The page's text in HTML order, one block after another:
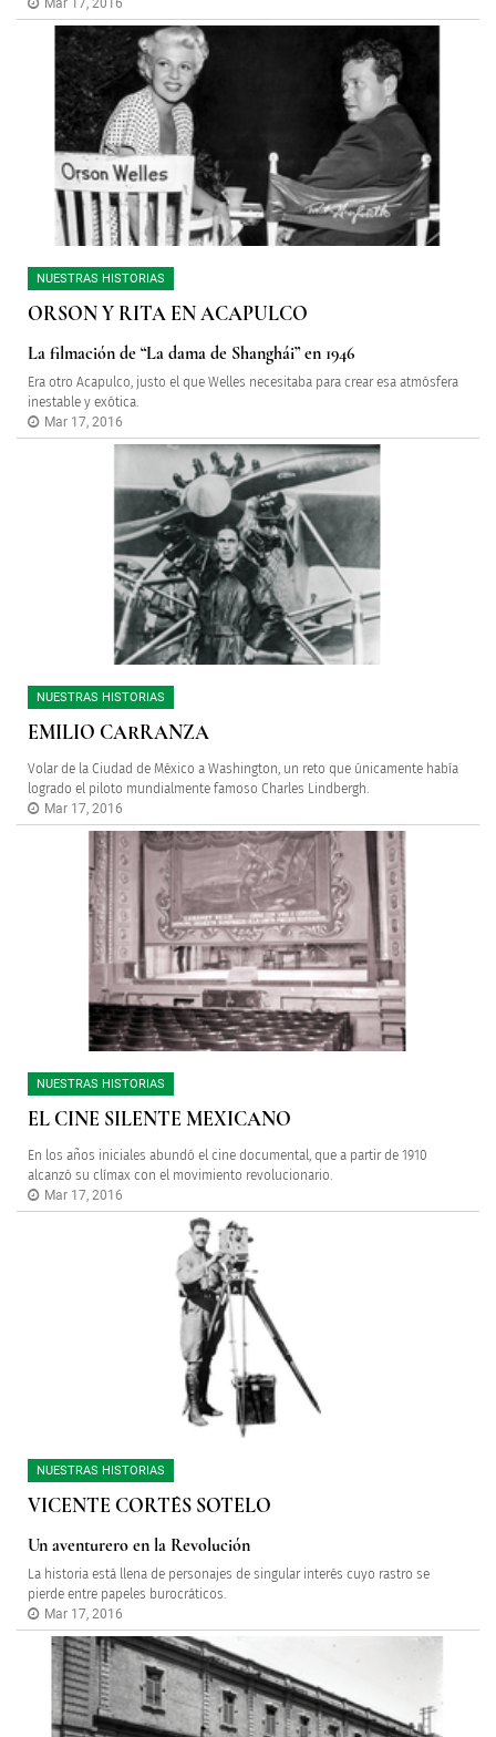
Mar 17, 2016
NUESTRAS HISTORIAS
ORSON Y RITA EN ACAPULCO
La filmación de “La dama de Shanghái” en 1946
Era otro Acapulco, justo el que Welles necesitaba para crear esa atmósfera
inestable y exótica.
Mar 17, 2016
NUESTRAS HISTORIAS
EMILIO CARRANZA
Volar de la Ciudad de México a Washington, un reto que únicamente había
logrado el piloto mundialmente famoso Charles Lindbergh.
Mar 17, 2016
NUESTRAS HISTORIAS
EL CINE SILENTE MEXICANO
En los años iniciales abundó el cine documental, que a partir de 1910
alcanzó su clímax con el movimiento revolucionario.
Mar 17, 2016
NUESTRAS HISTORIAS
VICENTE CORTÉS SOTELO
Un aventurero en la Revolución
La historia está llena de personajes de singular interés cuyo rastro se
pierde entre papeles burocráticos.
Mar 17, 2016